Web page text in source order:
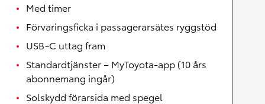
Med timer
Förvaringsficka i passagerarsätes ryggstöd
USB-C uttag fram
Standardtjänster – MyToyota-app (10 års
abonnemang ingår)
Solskydd förarsida med spegel